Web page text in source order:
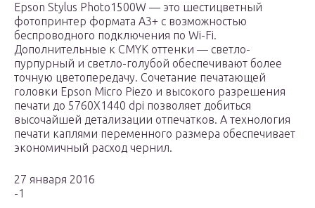
Epson Stylus Photo1500W — это шестицветный
фотопринтер формата А3+ с возможностью
беспроводного подключения по Wi-Fi.
Дополнительные к CMYK оттенки — светло-
пурпурный и светло-голубой обеспечивают более
точную цветопередачу. Сочетание печатающей
головки Epson Micro Piezo и высокого разрешения
печати до 5760Х1440 dpi позволяет добиться
высочайшей детализации отпечатков. А технология
печати каплями переменного размера обеспечивает
экономичный расход чернил.
27 января 2016
-1